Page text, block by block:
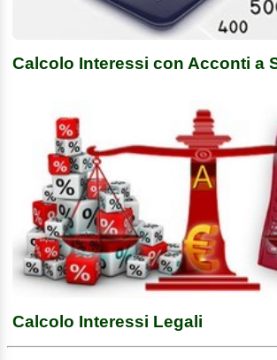
Calcolo Interessi con Acconti a
Calcolo Interessi Legali